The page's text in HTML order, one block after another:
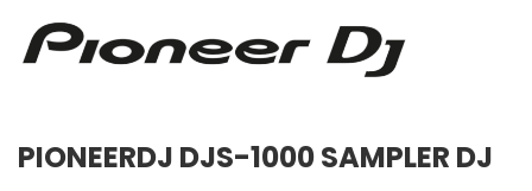
PIONEERDJ DJS-1000 SAMPLER DJ